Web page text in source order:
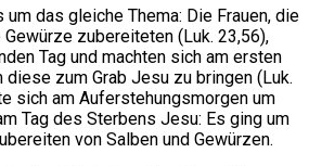
um das gleiche Thema: Die Frauen, die
zubereiteten (Luk. 23,56),
Tag und machten sich am ersten
diese zum Grab Jesu zu bringen (Luk.
sich am Auferstehungsmorgen um
Tag des Sterbens Jesu: Es ging um
von Salben und Gewürzen.